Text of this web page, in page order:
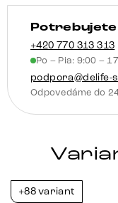
podstava
v
tvare
W
titánová
farba
+420 770 313 313
Po – Pia: 9:00 –
podpora@delife-
Odpovedáme do
+88 variant